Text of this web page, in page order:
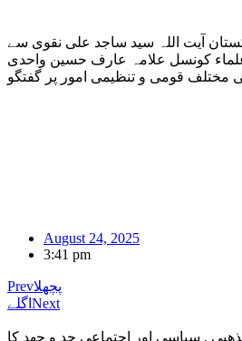
آیت اللہ سید ساجد علی نقوی سے
کونسل علامہ عارف حسین واحدی
مختلف قومی و تنظیمی امور پر گفتگو
August 24, 2025
3:41 pm
Prevپچھلا
اگلے Next
, سیاسی اور اجتماعی جد و جهد کا